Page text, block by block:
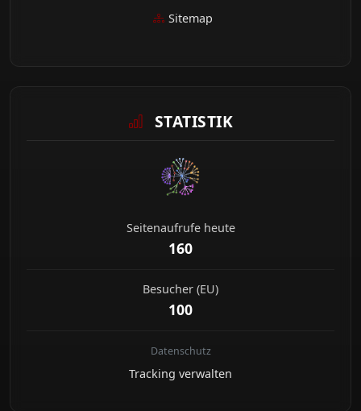
Sitemap
STATISTIK
Seitenaufrufe heute
160
Besucher (EU)
100
Datenschutz
Tracking verwalten